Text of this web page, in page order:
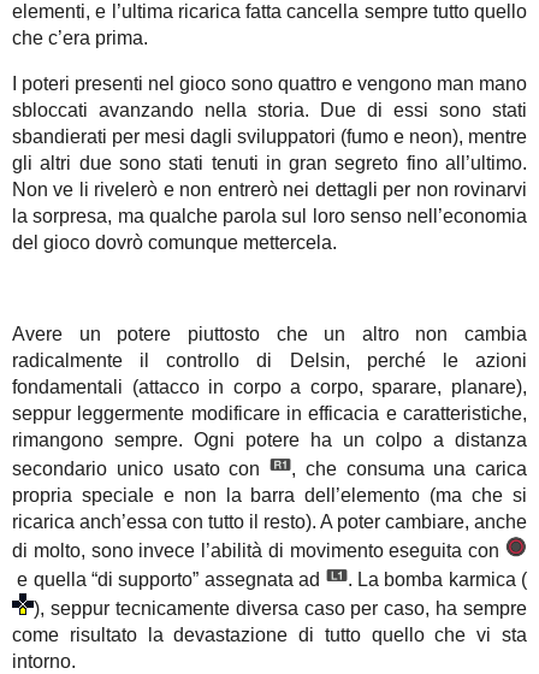
elementi, e l’ultima ricarica fatta cancella sempre tutto quello
che c’era prima.
I poteri presenti nel gioco sono quattro e vengono man mano
sbloccati avanzando nella storia. Due di essi sono stati
sbandierati per mesi dagli sviluppatori (fumo e neon), mentre
gli altri due sono stati tenuti in gran segreto fino all’ultimo.
Non ve li rivelerò e non entrerò nei dettagli per non rovinarvi
la sorpresa, ma qualche parola sul loro senso nell’economia
del gioco dovrò comunque mettercela.
Avere un potere piuttosto che un altro non cambia
radicalmente il controllo di Delsin, perché le azioni
fondamentali (attacco in corpo a corpo, sparare, planare),
seppur leggermente modificare in efficacia e caratteristiche,
rimangono sempre. Ogni potere ha un colpo a distanza
secondario unico usato con
, che consuma una carica
propria speciale e non la barra dell’elemento (ma che si
ricarica anch’essa con tutto il resto). A poter cambiare, anche
di molto, sono invece l’abilità di movimento eseguita con ​
e quella “di supporto” assegnata ad
. La bomba karmica (​
), seppur tecnicamente diversa caso per caso, ha sempre
come risultato la devastazione di tutto quello che vi sta
intorno.